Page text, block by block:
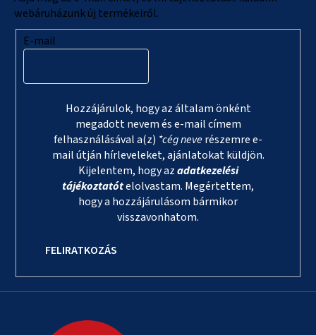
webáruházunk új termékeiről.
E-mail
Hozzájárulok, hogy az általam önként
megadott nevem és e-mail címem
felhasználásával a(z) *cég neverészemre e-
mail útján hírleveleket, ajánlatokat küldjön.
Kijelentem, hogy azadatkezelési
tájékoztatótelolvastam. Megértettem,
hogy a hozzájárulásom bármikor
visszavonhatom.
FELIRATKOZÁS